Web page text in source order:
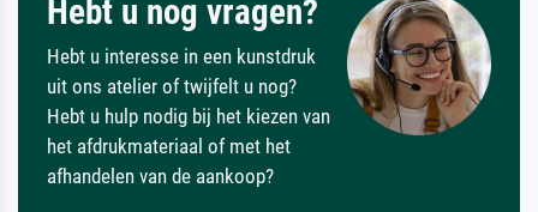
Hebt u nog vragen?
Hebt u interesse in een kunstdruk
uit ons atelier of twijfelt u nog?
Hebt u hulp nodig bij het kiezen van
het afdrukmateriaal of met het
afhandelen van de aankoop?